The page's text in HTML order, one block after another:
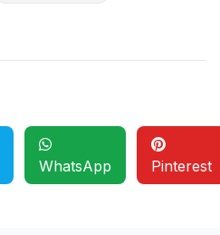
WhatsApp Pinterest